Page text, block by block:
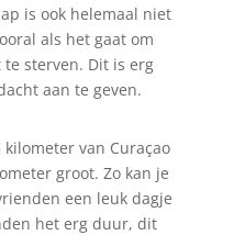
is ook helemaal niet
als het gaat om
sterven. Dit is erg
aan te geven.
van Curaçao
groot. Zo kan je
een leuk dagje
het erg duur, dit